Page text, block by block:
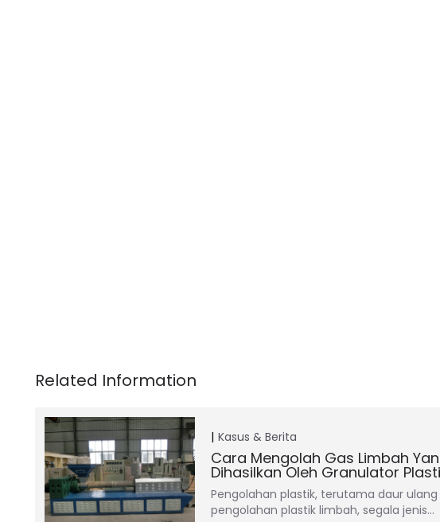
Kasus & Berita
Cara Mengolah Gas Limbah
Dihasilkan Oleh Granulator
Pengolahan plastik, terutama daur ulang
pengolahan plastik limbah, segala jenis…